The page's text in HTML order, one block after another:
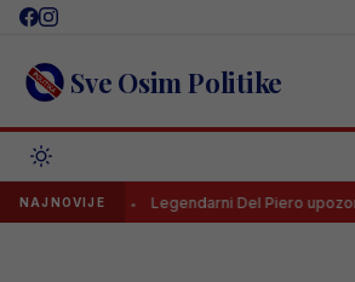
Skip
content Sve Osim Politike
NAJNOVIJELegendarni Del Piero upozorio